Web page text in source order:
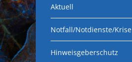
Aktuell
Notfall/Notdienste/Krise
Hinweisgeberschutz